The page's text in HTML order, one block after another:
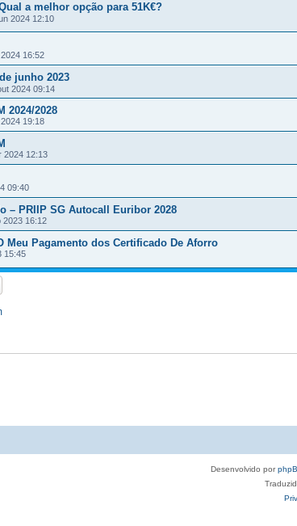
a melhor opção para 51K€?
2024 12:10
16:52
junho 2023
2024 09:14
2024/2028
19:18
2024 12:13
09:40
– PRIIP SG Autocall Euribor 2028
2023 16:12
Meu Pagamento dos Certificado De Aforro
15:45
Desenvolvido por